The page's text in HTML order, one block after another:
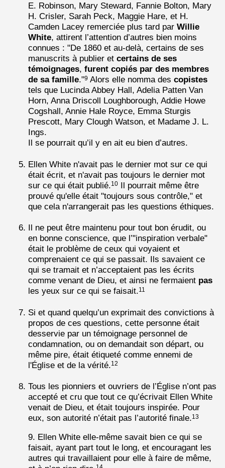
E. Robinson, Mary Steward, Fannie Bolton, Mary
H. Crisler, Sarah Peck, Maggie Hare, et H.
Camden Lacey remerciée plus tard par Willie
White, attirent l’attention d’autres bien moins
connues : "De 1860 et au-delà, certains de ses
manuscrits à publier et certains de ses
témoignages, furent copiés par des membres
de sa famille."9 Alors elle nomma des copistes
tels que Lucinda Abbey Hall, Adelia Patten Van
Horn, Anna Driscoll Loughborough, Addie Howe
Cogshall, Annie Hale Royce, Emma Sturgis
Prescott, Mary Clough Watson, et Madame J. L.
Ings.
Il se pourrait qu’il y en ait eu bien d’autres.
Ellen White n'avait pas le dernier mot sur ce qui
était écrit, et n'avait pas toujours le dernier mot
sur ce qui était publié.10 Il pourrait même être
prouvé qu'elle était "toujours sous contrôle," et
que cela n'arrangerait pas les questions éthiques.
Il ne peut être maintenu pour tout bon érudit, ou
en bonne conscience, que l’"inspiration verbale"
était le problème de ceux qui voyaient et
comprenaient ce qui se passait. Ils savaient ce
qui se tramait et n’acceptaient pas les écrits
comme venant de Dieu, et ainsi ne fermaient pas
les yeux sur ce qui se faisait.11
Si et quand quelqu’un exprimait des convictions à
propos de ces questions, cette personne était
desservie par un témoignage personnel de
condamnation, ou on demandait son départ, ou
même pire, était étiqueté comme ennemi de
l'Église et de la vérité.12
Tous les pionniers et ouvriers de l’Église n’ont pas
accepté et cru que tout ce qu’écrivait Ellen White
venait de Dieu, et était toujours inspirée. Pour
eux, son autorité n’était pas l’autorité finale.13
9. Ellen White elle-même savait bien ce qui se
faisait, ayant part tout le long, et encouragant les
autres qui travaillaient pour elle à faire de même,